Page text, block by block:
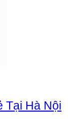
Tại Hà Nội